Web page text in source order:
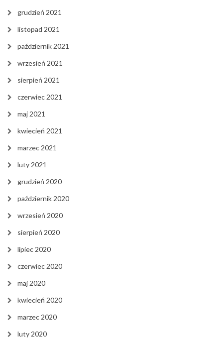
grudzień 2021
listopad 2021
październik 2021
wrzesień 2021
sierpień 2021
czerwiec 2021
maj 2021
kwiecień 2021
marzec 2021
luty 2021
grudzień 2020
październik 2020
wrzesień 2020
sierpień 2020
lipiec 2020
czerwiec 2020
maj 2020
kwiecień 2020
marzec 2020
luty 2020